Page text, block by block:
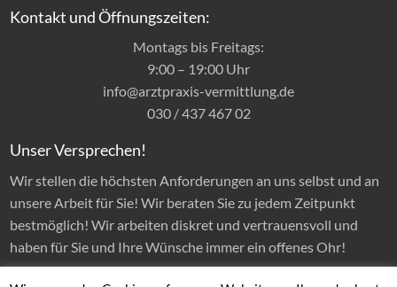
Kontakt und Öffnungszeiten:
Montags bis Freitags:
9:00 – 19:00 Uhr
info@arztpraxis-vermittlung.de
030 / 437 467 02
Unser Versprechen!
Wir stellen die höchsten Anforderungen an uns selbst und an
unsere Arbeit für Sie! Wir beraten Sie zu jedem Zeitpunkt
bestmöglich! Wir arbeiten diskret und vertrauensvoll und
haben für Sie und Ihre Wünsche immer ein offenes Ohr!
Folge uns auf LinkedIn